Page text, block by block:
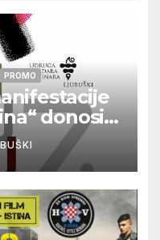
PROMO
donosi
i